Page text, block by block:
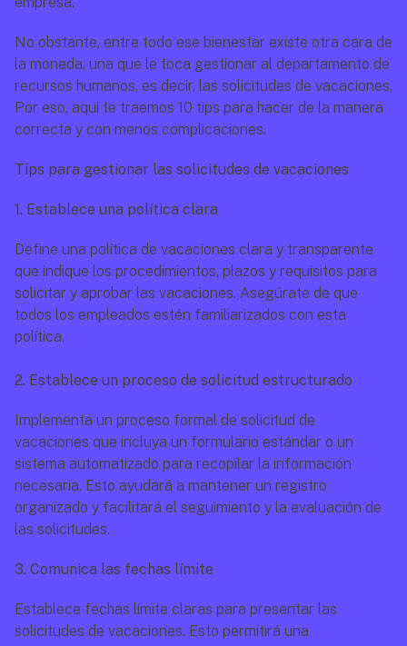
No obstante, entre todo ese bienestar existe otra cara de
la moneda, una que le toca gestionar al departamento de
recursos humanos, es decir, las solicitudes de vacaciones,
Por eso, aquí te traemos 10 tips para hacer de la manera
correcta y con menos complicaciones.
Tips para gestionar las solicitudes de vacaciones
1. Establece una política clara
Define una política de vacaciones clara y transparente
que indique los procedimientos, plazos y requisitos para
solicitar y aprobar las vacaciones. Asegúrate de que
todos los empleados estén familiarizados con esta
política.
2. Establece un proceso de solicitud estructurado
Implementa un proceso formal de solicitud de
vacaciones que incluya un formulario estándar o un
sistema automatizado para recopilar la información
necesaria. Esto ayudará a mantener un registro
organizado y facilitará el seguimiento y la evaluación de
las solicitudes.
3. Comunica las fechas límite
Establece fechas límite claras para presentar las
solicitudes de vacaciones. Esto permitirá una